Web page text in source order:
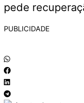
pede
PUBLICIDADE